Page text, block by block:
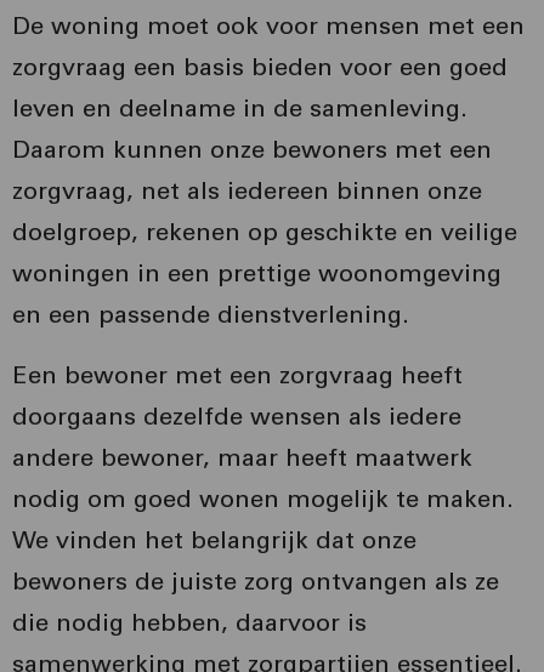
De woning moet ook voor mensen met een
zorgvraag een basis bieden voor een goed
leven en deelname in de samenleving.
Daarom kunnen onze bewoners met een
zorgvraag, net als iedereen binnen onze
doelgroep, rekenen op geschikte en veilige
woningen in een prettige woonomgeving
en een passende dienstverlening.
Een bewoner met een zorgvraag heeft
doorgaans dezelfde wensen als iedere
andere bewoner, maar heeft maatwerk
nodig om goed wonen mogelijk te maken.
We vinden het belangrijk dat onze
bewoners de juiste zorg ontvangen als ze
die nodig hebben, daarvoor is
samenwerking met zorgpartijen essentieel.